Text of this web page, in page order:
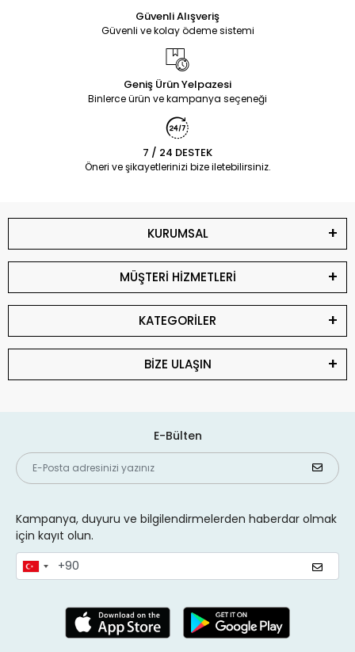
Güvenli Alışveriş
Güvenli ve kolay ödeme sistemi
Geniş Ürün Yelpazesi
Binlerce ürün ve kampanya seçeneği
7 / 24 DESTEK
Öneri ve şikayetlerinizi bize iletebilirsiniz.
KURUMSAL
MÜŞTERİ HİZMETLERİ
KATEGORİLER
BİZE ULAŞIN
E-Bülten
Kampanya, duyuru ve bilgilendirmelerden haberdar olmak
için kayıt olun.